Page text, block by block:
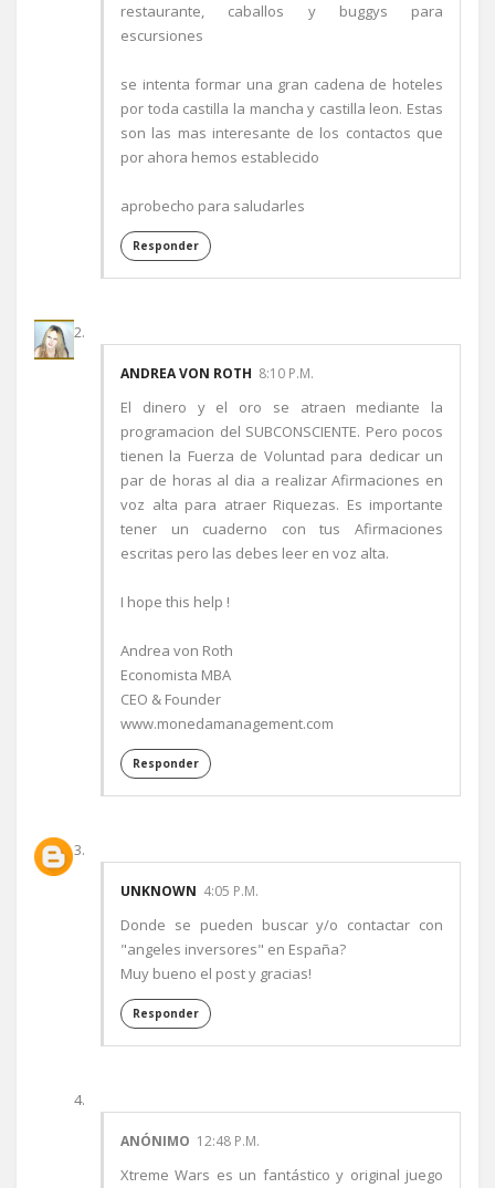
restaurante, caballos y buggys para
escursiones
se intenta formar una gran cadena de hoteles
por toda castilla la mancha y castilla leon. Estas
son las mas interesante de los contactos que
por ahora hemos establecido
aprobecho para saludarles
Responder
ANDREA VON ROTH 8:10 P.M.
El dinero y el oro se atraen mediante la
programacion del SUBCONSCIENTE. Pero pocos
tienen la Fuerza de Voluntad para dedicar un
par de horas al dia a realizar Afirmaciones en
voz alta para atraer Riquezas. Es importante
tener un cuaderno con tus Afirmaciones
escritas pero las debes leer en voz alta.
I hope this help !
Andrea von Roth
Economista MBA
CEO & Founder
www.monedamanagement.com
Responder
UNKNOWN 4:05 P.M.
Donde se pueden buscar y/o contactar con
"angeles inversores" en España?
Muy bueno el post y gracias!
Responder
ANÓNIMO 12:48 P.M.
Xtreme Wars es un fantástico y original juego